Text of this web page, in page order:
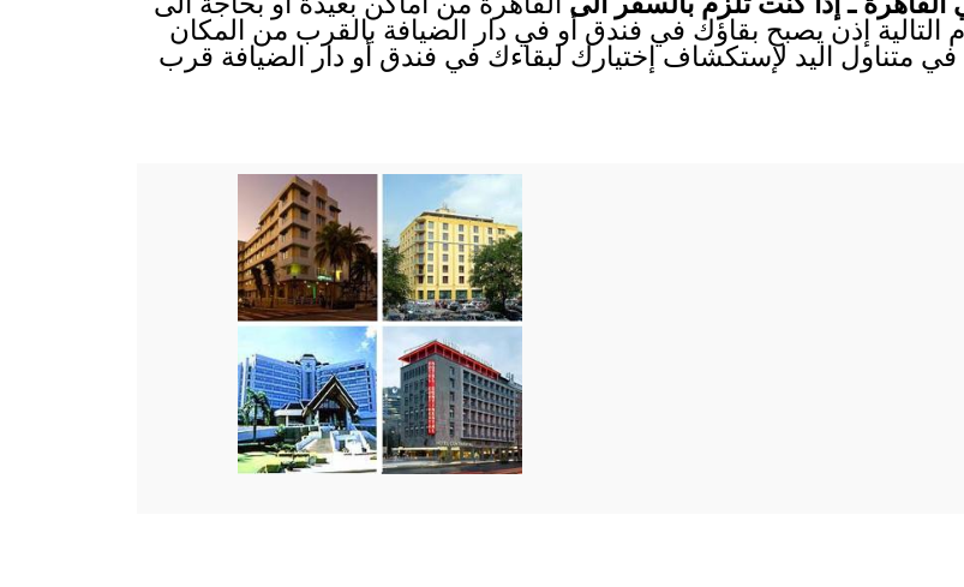
التالية إذن يصبح بقاؤك في فندق أو في دار الضيافة بالقرب من المكان
في متناول اليد لإستكشاف إختيارك لبقاءك في فندق أو دار الضيافة قرب